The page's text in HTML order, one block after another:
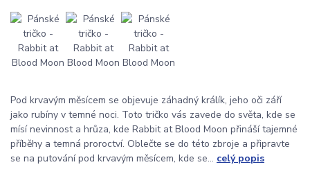
Pod krvavým měsícem se objevuje záhadný králík, jeho oči září
jako rubíny v temné noci. Toto tričko vás zavede do světa, kde se
mísí nevinnost a hrůza, kde Rabbit at Blood Moon přináší tajemné
příběhy a temná proroctví. Oblečte se do této zbroje a připravte
se na putování pod krvavým měsícem, kde se... celý popis